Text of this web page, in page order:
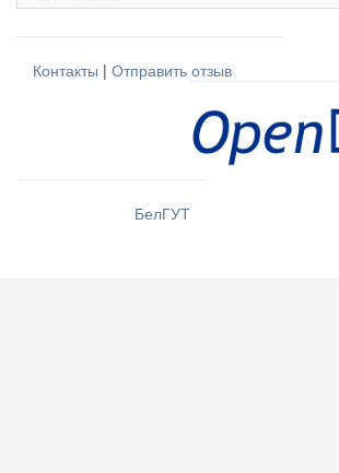
Контакты | Отправить отзыв
БелГУТ